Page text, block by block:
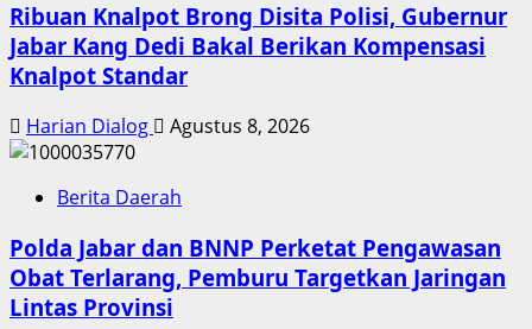
Ribuan Knalpot Brong Disita Polisi, Gubernur
Jabar Kang Dedi Bakal Berikan Kompensasi
Knalpot Standar
Harian Dialog Agustus 8, 2026
Berita Daerah
Polda Jabar dan BNNP Perketat Pengawasan
Obat Terlarang, Pemburu Targetkan Jaringan
Lintas Provinsi